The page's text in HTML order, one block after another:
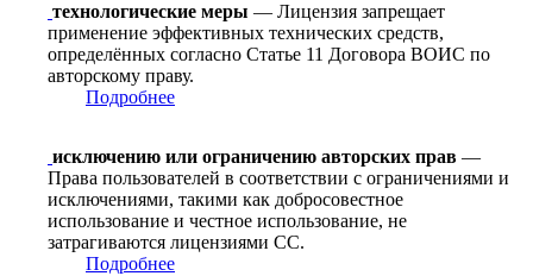
технологические меры — Лицензия запрещает
применение эффективных технических средств,
определённых согласно Статье 11 Договора ВОИС по
авторскому праву.
Подробнее
исключению или ограничению авторских прав —
Права пользователей в соответствии с ограничениями и
исключениями, такими как добросовестное
использование и честное использование, не
затрагиваются лицензиями CC.
Подробнее